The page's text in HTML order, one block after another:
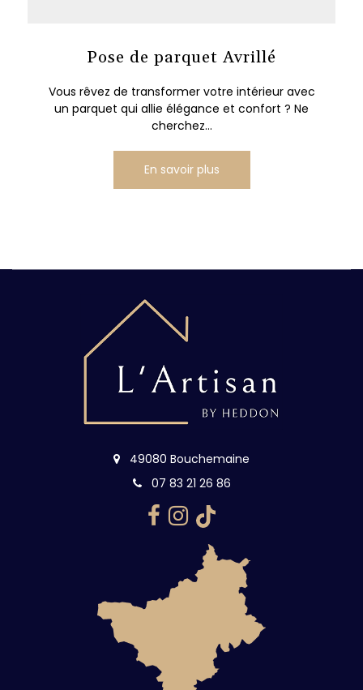
Pose de parquet Avrillé
Vous rêvez de transformer votre intérieur avec
un parquet qui allie élégance et confort ? Ne
cherchez...
En savoir plus
49080 Bouchemaine
07 83 21 26 86